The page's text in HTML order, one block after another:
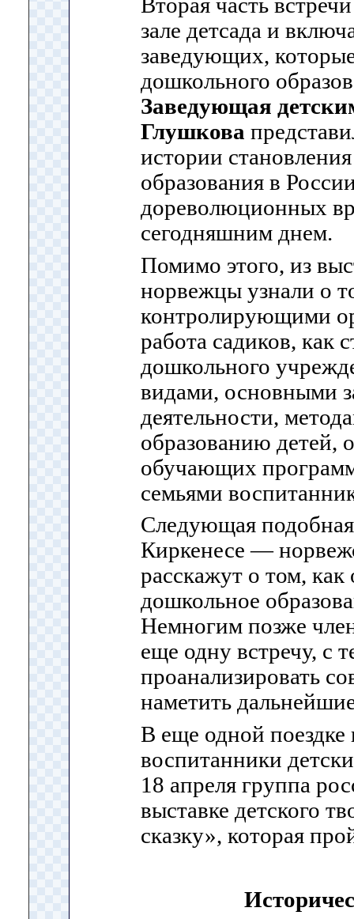
Вторая часть
зале детсада и
заведующих,
дошкольного
Заведующая
Глушкова
истории
образования в
дореволюционных
сегодняшним днем.
Помимо этого, из
норвежцы узнали о
контролирующими
работа садиков, как
дошкольного
видами, основными
деятельности,
образованию детей,
обучающих
семьями
Следующая
Киркенесе —
расскажут о том, как
дошкольное
Немногим позже
еще одну встречу, с
проанализировать
наметить
В еще одной поездке
воспитанники
18 апреля группа
выставке детского
сказку», которая